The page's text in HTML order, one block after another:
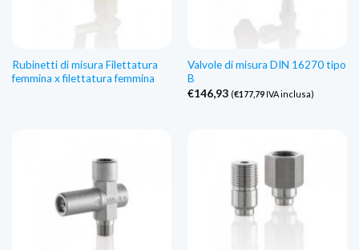
Rubinetti di misura Filettatura
femmina x filettatura femmina
Valvole di misura DIN 16270 tipo
B
€146,93 (€177,79IVA inclusa)